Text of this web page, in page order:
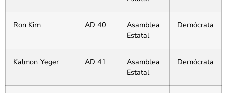
Ron Kim AD 40
Asamblea
Estatal
Demócrata
Kalmon Yeger AD 41
Asamblea
Estatal
Demócrata